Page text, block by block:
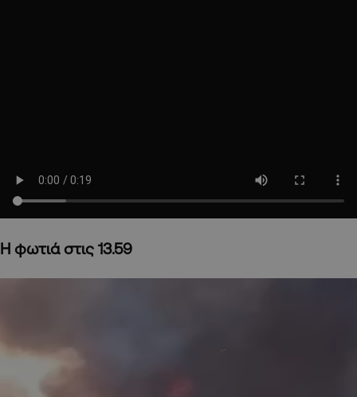
Η φωτιά στις 13.59